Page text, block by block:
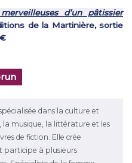
d’un pâtissier
de la Martinière, sortie
dans la culture et
musique, la littérature et les
de fiction. Elle crée
participe à plusieurs